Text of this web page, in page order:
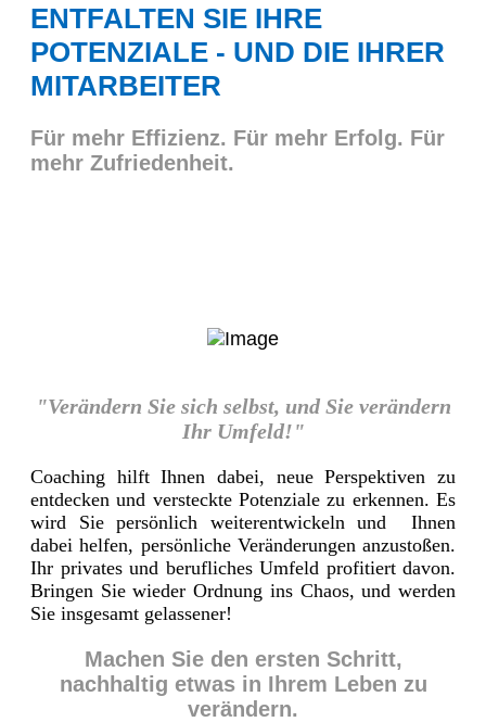
ENTFALTEN SIE IHRE
POTENZIALE - UND DIE IHRER
MITARBEITER
Für mehr Effizienz. Für mehr Erfolg. Für
mehr Zufriedenheit.
"Verändern Sie sich selbst, und Sie verändern
Ihr Umfeld!"
Coaching hilft Ihnen dabei, neue Perspektiven zu
entdecken und versteckte Potenziale zu erkennen. Es
wird Sie persönlich weiterentwickeln und Ihnen
dabei helfen, persönliche Veränderungen anzustoßen.
Ihr privates und berufliches Umfeld profitiert davon.
Bringen Sie wieder Ordnung ins Chaos, und werden
Sie insgesamt gelassener!
Machen Sie den ersten Schritt,
nachhaltig etwas in Ihrem Leben zu
verändern.